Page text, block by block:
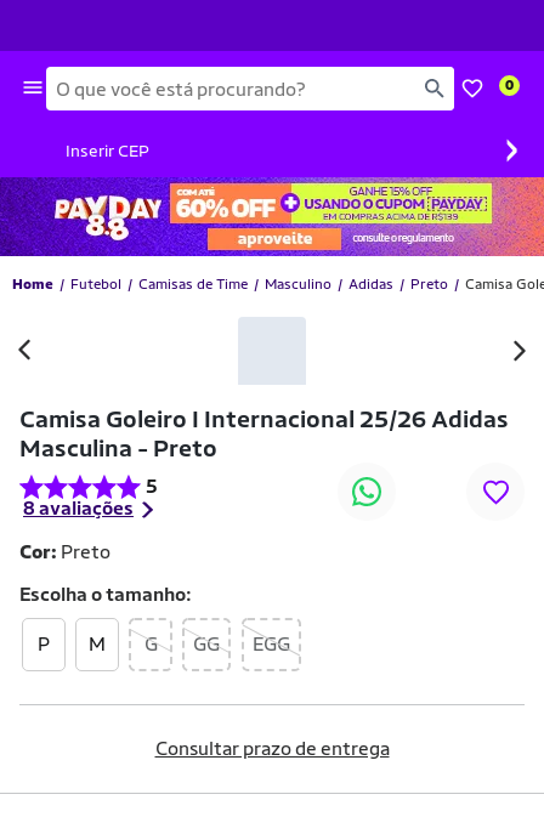
Busca 0
Inserir CEP ›
Home Futebol Camisas de Time Masculino Adidas Preto Camisa
Camisa Goleiro I Internacional 25/26 Adidas
Masculina - Preto
5
8 avaliações
Cor: Preto
Escolha otamanho
P M G GG EGG
Consultar prazo de entrega